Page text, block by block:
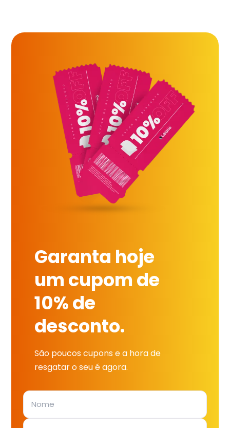
Garanta hoje
um cupom de
10% de
desconto.
São poucos cupons e a hora de
resgatar o seu é agora.